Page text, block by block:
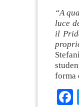
“A
luce
il
forma